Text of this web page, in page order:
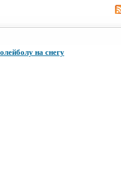
на снегу